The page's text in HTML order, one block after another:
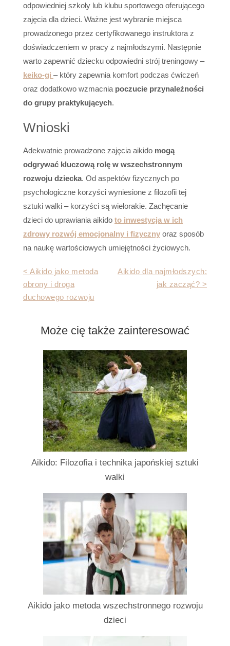
odpowiedniej szkoły lub klubu sportowego oferującego
zajęcia dla dzieci. Ważne jest wybranie miejsca
prowadzonego przez certyfikowanego instruktora z
doświadczeniem w pracy z najmłodszymi. Następnie
warto zapewnić dziecku odpowiedni strój treningowy –
keiko-gi – który zapewnia komfort podczas ćwiczeń
oraz dodatkowo wzmacnia poczucie przynależności
do grupy praktykujących.
Wnioski
Adekwatnie prowadzone zajęcia aikido mogą
odgrywać kluczową rolę w wszechstronnym
rozwoju dziecka. Od aspektów fizycznych po
psychologiczne korzyści wyniesione z filozofii tej
sztuki walki – korzyści są wielorakie. Zachęcanie
dzieci do uprawiania aikido to inwestycja w ich
zdrowy rozwój emocjonalny i fizyczny oraz sposób
na naukę wartościowych umiejętności życiowych.
Nawigacja
wpisu
< Aikido jako metoda
obrony i droga
duchowego rozwoju
Aikido dla najmłodszych:
jak zacząć? >
Może cię także zainteresować
Aikido: Filozofia i technika japońskiej sztuki
walki
Aikido jako metoda wszechstronnego rozwoju
dzieci